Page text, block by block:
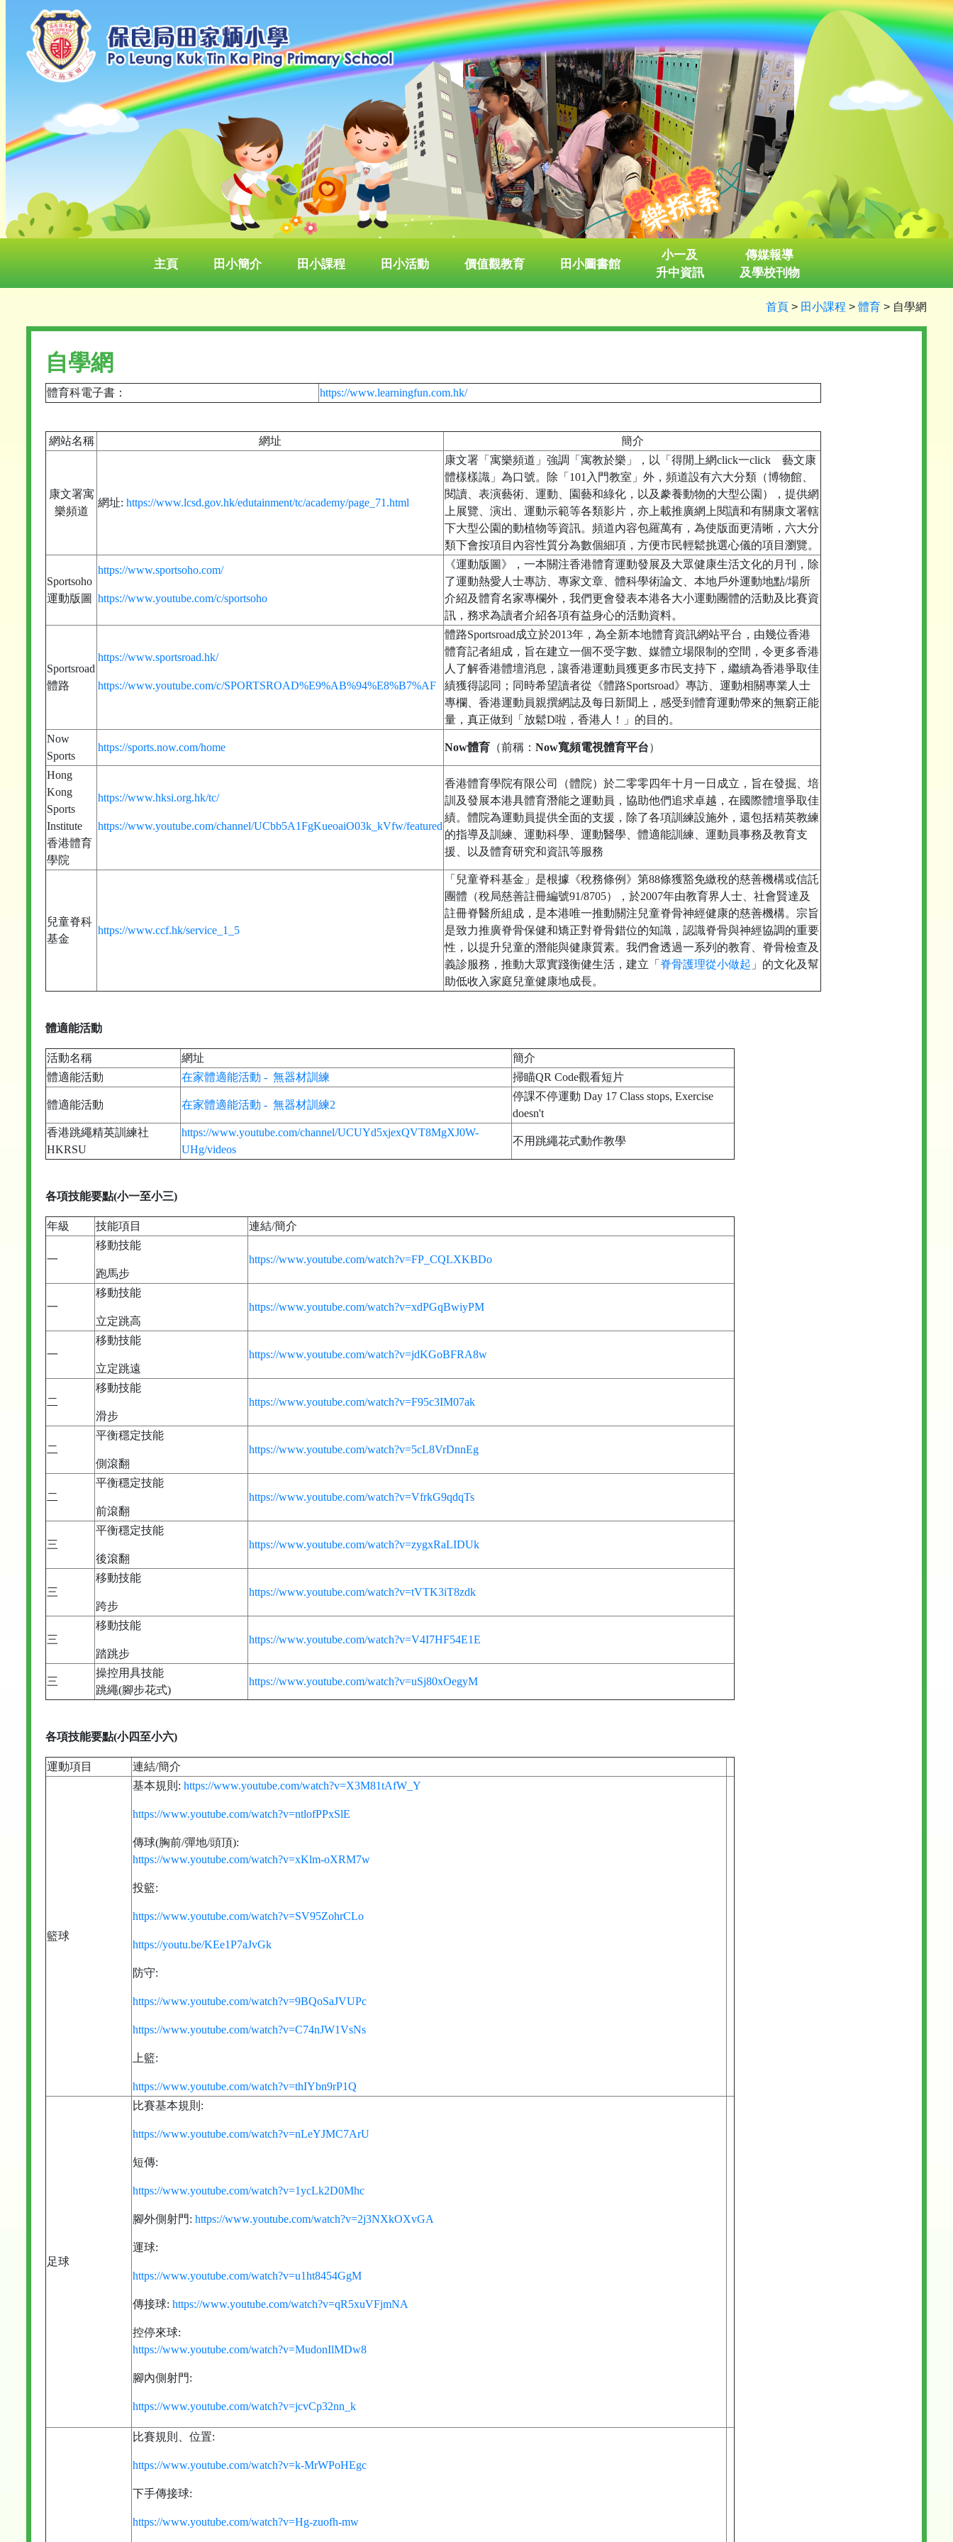
主頁 田小簡介 田小課程 田小活動 價值觀教育 田小圖書館
小一及
升中資訊
傳媒報導
及學校刊物
首頁 > 田小課程 > 體育 > 自學網
自學網
體育科電子書： https://www.learningfun.com.hk/
網站名稱 網址 簡介
康文署寓
樂頻道
網址: https://www.lcsd.gov.hk/edutainment/tc/academy/page_71.html
康文署「寓樂頻道」強調「寓教於樂」，以「得閒上網click一click 藝文康
體樣樣識」為口號。除「101入門教室」外，頻道設有六大分類（博物館、
閱讀、表演藝術、運動、園藝和綠化，以及豢養動物的大型公園），提供網
上展覽、演出、運動示範等各類影片，亦上載推廣網上閱讀和有關康文署轄
下大型公園的動植物等資訊。頻道內容包羅萬有，為使版面更清晰，六大分
類下會按項目內容性質分為數個細項，方便市民輕鬆挑選心儀的項目瀏覽。
Sportsoho
運動版圖
https://www.sportsoho.com/
https://www.youtube.com/c/sportsoho
《運動版圖》，一本關注香港體育運動發展及大眾健康生活文化的月刊，除
了運動熱愛人士專訪、專家文章、體科學術論文、本地戶外運動地點/場所
介紹及體育名家專欄外，我們更會發表本港各大小運動團體的活動及比賽資
訊，務求為讀者介紹各項有益身心的活動資料。
Sportsroad
體路
https://www.sportsroad.hk/
https://www.youtube.com/c/SPORTSROAD%E9%AB%94%E8%B7%AF
體路Sportsroad成立於2013年，為全新本地體育資訊網站平台，由幾位香港
體育記者組成，旨在建立一個不受字數、媒體立場限制的空間，令更多香港
人了解香港體壇消息，讓香港運動員獲更多市民支持下，繼續為香港爭取佳
績獲得認同；同時希望讀者從《體路Sportsroad》專訪、運動相關專業人士
專欄、香港運動員親撰網誌及每日新聞上，感受到體育運動帶來的無窮正能
量，真正做到「放鬆D啦，香港人！」的目的。
Now
Sports
https://sports.now.com/home Now體育 （前稱： Now寬頻電視體育平台）
Hong
Kong
Sports
Institute
香港體育
學院
https://www.hksi.org.hk/tc/
https://www.youtube.com/channel/UCbb5A1FgKueoaiO03k_kVfw/featured
香港體育學院有限公司（體院）於二零零四年十月一日成立，旨在發掘、培
訓及發展本港具體育潛能之運動員，協助他們追求卓越，在國際體壇爭取佳
績。體院為運動員提供全面的支援，除了各項訓練設施外，還包括精英教練
的指導及訓練、運動科學、運動醫學、體適能訓練、運動員事務及教育支
援、以及體育研究和資訊等服務
兒童脊科
基金
https://www.ccf.hk/service_1_5
「兒童脊科基金」是根據《稅務條例》第88條獲豁免繳稅的慈善機構或信託
團體（稅局慈善註冊編號91/8705），於2007年由教育界人士、社會賢達及
註冊脊醫所組成，是本港唯一推動關注兒童脊骨神經健康的慈善機構。宗旨
是致力推廣脊骨保健和矯正對脊骨錯位的知識，認識脊骨與神經協調的重要
性，以提升兒童的潛能與健康質素。我們會透過一系列的教育、脊骨檢查及
義診服務，推動大眾實踐衡健生活，建立「 脊骨護理從小做起 」的文化及幫
助低收入家庭兒童健康地成長。
體適能活動
活動名稱 網址
簡介
體適能活動
在家體適能活動 - 無器材訓練 掃瞄QR Code觀看短片
體適能活動 在家體適能活動 - 無器材訓練2
停課不停運動 Day 17 Class stops, Exercise
doesn't
香港跳繩精英訓練社
HKRSU
https://www.youtube.com/channel/UCUYd5xjexQVT8MgXJ0W-
UHg/videos
不用跳繩花式動作教學
各項技能要點(小一至小三)
年級 技能項目 連結/簡介
一
移動技能
跑馬步
https://www.youtube.com/watch?v=FP_CQLXKBDo
一
移動技能
立定跳高
https://www.youtube.com/watch?v=xdPGqBwiyPM
一
移動技能
立定跳遠
https://www.youtube.com/watch?v=jdKGoBFRA8w
二
移動技能
滑步
https://www.youtube.com/watch?v=F95c3IM07ak
二
平衡穩定技能
側滾翻
https://www.youtube.com/watch?v=5cL8VrDnnEg
二
平衡穩定技能
前滾翻
https://www.youtube.com/watch?v=VfrkG9qdqTs
三
平衡穩定技能
後滾翻
https://www.youtube.com/watch?v=zygxRaLIDUk
三
移動技能
跨步
https://www.youtube.com/watch?v=tVTK3iT8zdk
三
移動技能
踏跳步
https://www.youtube.com/watch?v=V4I7HF54E1E
三
操控用具技能
跳繩(腳步花式)
https://www.youtube.com/watch?v=uSj80xOegyM
各項技能要點(小四至小六)
運動項目 連結/簡介
籃球
基本規則: https://www.youtube.com/watch?v=X3M81tAfW_Y
https://www.youtube.com/watch?v=ntlofPPxSlE
傳球(胸前/彈地/頭頂):
https://www.youtube.com/watch?v=xKlm-oXRM7w
投籃:
https://www.youtube.com/watch?v=SV95ZohrCLo
https://youtu.be/KEe1P7aJvGk
防守:
https://www.youtube.com/watch?v=9BQoSaJVUPc
https://www.youtube.com/watch?v=C74nJW1VsNs
上籃:
https://www.youtube.com/watch?v=thIYbn9rP1Q
足球
比賽基本規則:
https://www.youtube.com/watch?v=nLeYJMC7ArU
短傳:
https://www.youtube.com/watch?v=1ycLk2D0Mhc
腳外側射門: https://www.youtube.com/watch?v=2j3NXkOXvGA
運球:
https://www.youtube.com/watch?v=u1ht8454GgM
傳接球: https://www.youtube.com/watch?v=qR5xuVFjmNA
控停來球:
https://www.youtube.com/watch?v=MudonIlMDw8
腳內側射門:
https://www.youtube.com/watch?v=jcvCp32nn_k
比賽規則、位置:
https://www.youtube.com/watch?v=k-MrWPoHEgc
下手傳接球:
https://www.youtube.com/watch?v=Hg-zuofh-mw